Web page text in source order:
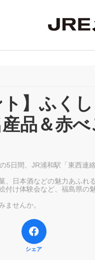
ト】ふく
品＆赤
5日間、JR浦和駅「東西連
、日本酒などの魅力あふれ
付け体験会など、福島県の
ませんか。
シェア